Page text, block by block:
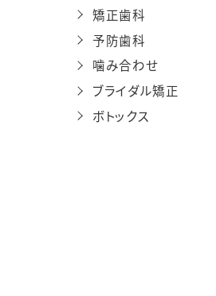
矯正歯科
予防歯科
噛み合わせ
ブライダル矯正
ボトックス